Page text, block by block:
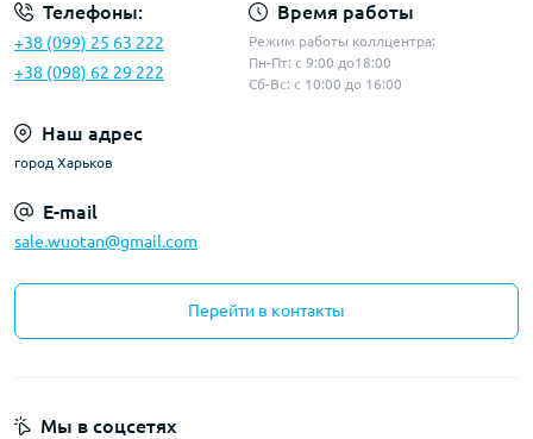
Телефоны:
+38 (099) 25 63 222
+38 (098) 62 29 222
Время работы
Режим работы коллцентра:
Пн-Пт: с 9:00 до18:00
Сб-Вс: с 10:00 до 16:00
Наш адрес
город Харьков
E-mail
sale.wuotan@gmail.com
Перейти в контакты
Мы в соцсетях